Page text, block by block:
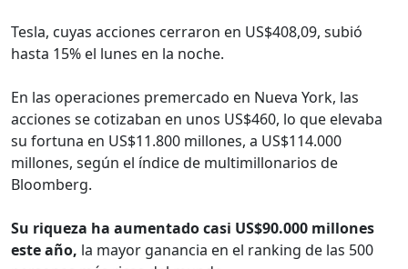
Tesla, cuyas acciones cerraron en US$408,09, subió
hasta 15% el lunes en la noche.
En las operaciones premercado en Nueva York, las
acciones se cotizaban en unos US$460, lo que elevaba
su fortuna en US$11.800 millones, a US$114.000
millones, según el índice de multimillonarios de
Bloomberg.
Su riqueza ha aumentado casi US$90.000 millones
este año, la mayor ganancia en el ranking de las 500